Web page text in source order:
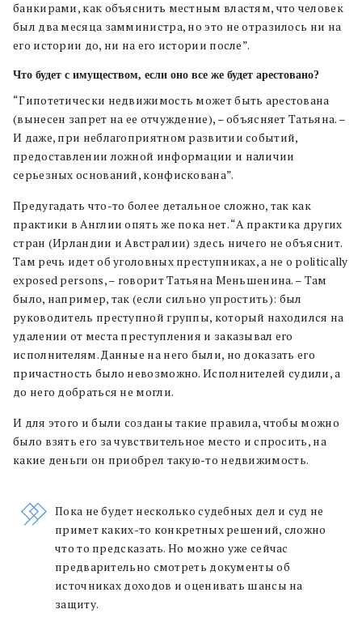
банкирами, как объяснить местным властям, что человек
был два месяца замминистра, но это не отразилось ни на
его истории до, ни на его истории после”.
Что будет с имуществом, если оно все же будет арестовано?
“Гипотетически недвижимость может быть арестована
(вынесен запрет на ее отчуждение), – объясняет Татьяна. –
И даже, при неблагоприятном развитии событий,
предоставлении ложной информации и наличии
серьезных оснований, конфискована”.
Предугадать что-то более детальное сложно, так как
практики в Англии опять же пока нет. “А практика других
стран (Ирландии и Австралии) здесь ничего не объяснит.
Там речь идет об уголовных преступниках, а не о politically
exposed persons, – говорит Татьяна Меньшенина. – Там
было, например, так (если сильно упростить): был
руководитель преступной группы, который находился на
удалении от места преступления и заказывал его
исполнителям. Данные на него были, но доказать его
причастность было невозможно. Исполнителей судили, а
до него добраться не могли.
И для этого и были созданы такие правила, чтобы можно
было взять его за чувствительное место и спросить, на
какие деньги он приобрел такую-то недвижимость.
Пока не будет несколькосудебных дел и суд не
примет каких-то конкретных решений, сложно
что то предсказать. Но можно уже сейчас
предварительно смотреть документы об
источниках доходов и оценивать шансы на
защиту.